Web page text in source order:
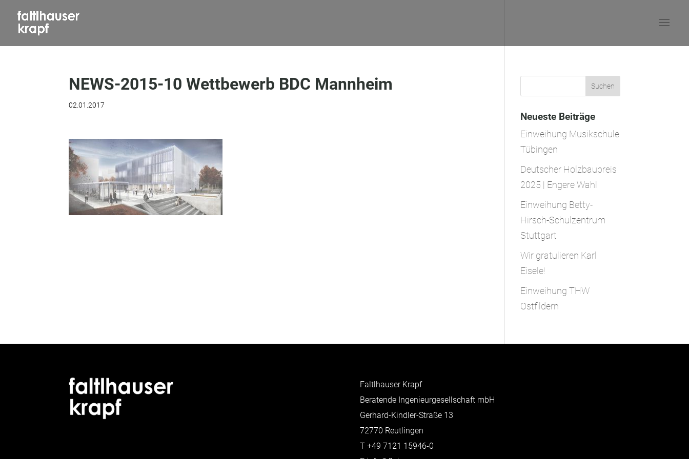
NEWS-2015-10 Wettbewerb BDC Mannheim
02.01.2017
Neueste Beiträge
Einweihung Musikschule
Tübingen
Deutscher Holzbaupreis
2025 | Engere Wahl
Einweihung Betty-
Hirsch-Schulzentrum
Stuttgart
Wir gratulieren Karl
Eisele!
Einweihung THW
Ostfildern
Faltlhauser Krapf
Beratende Ingenieurgesellschaft mbH
Gerhard-Kindler-Straße 13
72770 Reutlingen
T +49 7121 15946-0